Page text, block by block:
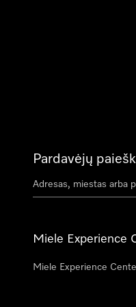
Pardavėjų
Miele Experience
Miele Experience